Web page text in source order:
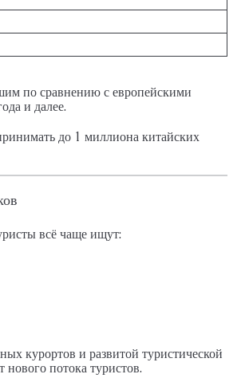
по сравнению с европейскими
и далее.
до 1 миллиона китайских
всё чаще ищут:
курортов и развитой туристической
потока туристов.